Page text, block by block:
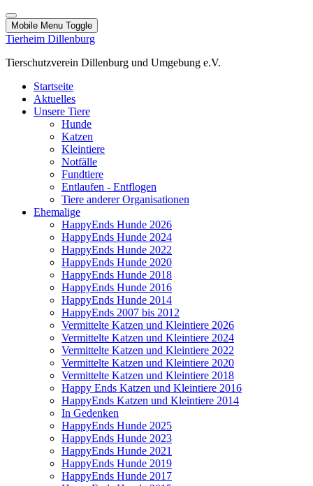
Mobile Menu Toggle
Tierheim Dillenburg
Tierschutzverein Dillenburg und Umgebung e.V.
Startseite
Aktuelles
Unsere Tiere
Hunde
Katzen
Kleintiere
Notfälle
Fundtiere
Entlaufen - Entflogen
Tiere anderer Organisationen
Ehemalige
HappyEnds Hunde 2026
HappyEnds Hunde 2024
HappyEnds Hunde 2022
HappyEnds Hunde 2020
HappyEnds Hunde 2018
HappyEnds Hunde 2016
HappyEnds Hunde 2014
HappyEnds 2007 bis 2012
Vermittelte Katzen und Kleintiere 2026
Vermittelte Katzen und Kleintiere 2024
Vermittelte Katzen und Kleintiere 2022
Vermittelte Katzen und Kleintiere 2020
Vermittelte Katzen und Kleintiere 2018
Happy Ends Katzen und Kleintiere 2016
HappyEnds Katzen und Kleintiere 2014
In Gedenken
HappyEnds Hunde 2025
HappyEnds Hunde 2023
HappyEnds Hunde 2021
HappyEnds Hunde 2019
HappyEnds Hunde 2017